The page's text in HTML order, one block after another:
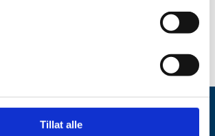
Tillat alle
AS